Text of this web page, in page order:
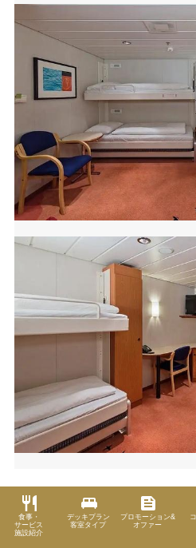
restaurant
食事・
サービス
施設紹介
king_bed
デッキプラン
客室タイプ
feed
プロモーション&
オファー
【K2】ポーラー・インサ
内側ツイン / 窓無・シャワー付 / 9～